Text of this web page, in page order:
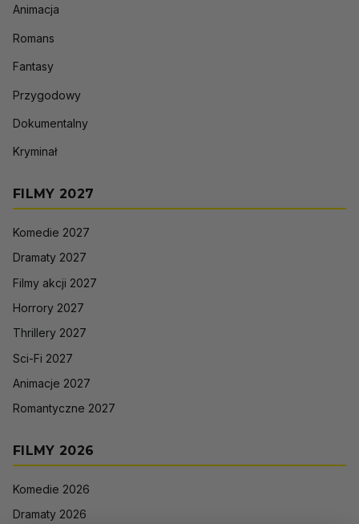
Animacja
Romans
Fantasy
Przygodowy
Dokumentalny
Kryminał
FILMY 2027
Komedie 2027
Dramaty 2027
Filmy akcji 2027
Horrory 2027
Thrillery 2027
Sci-Fi 2027
Animacje 2027
Romantyczne 2027
FILMY 2026
Komedie 2026
Dramaty 2026